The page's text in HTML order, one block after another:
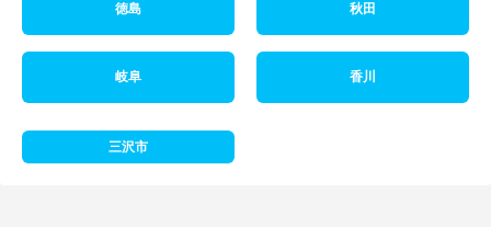
徳島 秋田
岐阜 香川
三沢市